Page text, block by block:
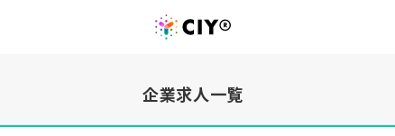
企業求人一覧